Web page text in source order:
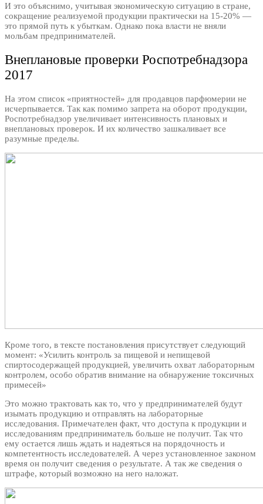
И это объяснимо, учитывая экономическую ситуацию в стране,
сокращение реализуемой продукции практически на 15-20% —
это прямой путь к убыткам. Однако пока власти не вняли
мольбам предпринимателей.
Внеплановые проверки Роспотребнадзора
2017
На этом список «приятностей» для продавцов парфюмерии не
исчерпывается. Так как помимо запрета на оборот продукции,
Роспотребнадзор увеличивает интенсивность плановых и
внеплановых проверок. И их количество зашкаливает все
разумные пределы.
Кроме того, в тексте постановления присутствует следующий
момент: «Усилить контроль за пищевой и непищевой
спиртосодержащей продукцией, увеличить охват лабораторным
контролем, особо обратив внимание на обнаружение токсичных
примесей»
Это можно трактовать как то, что у предпринимателей будут
изымать продукцию и отправлять на лабораторные
исследования. Примечателен факт, что доступа к продукции и
исследованиям предприниматель больше не получит. Так что
ему остается лишь ждать и надеяться на порядочность и
компетентность исследователей. А через установленное законом
время он получит сведения о результате. А так же сведения о
штрафе, который возможно на него наложат.